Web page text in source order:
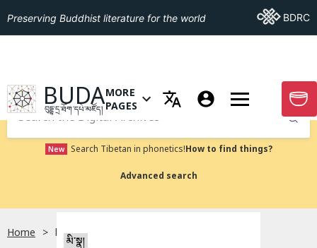
Preserving Buddhist literature for the world Go ToBDRC
GO TO HOMEPAGE
BUDA
བུདྡྷ་དྲ་ཐོག་དཔེ་མཛོད།
OPEN MENU OF MORE PAGES
MORE
PAGES
GO
Submit
New Search Tibetan in phonetics!How to find things?
Advanced search
Home bdr:P10352
མི་སྣ།